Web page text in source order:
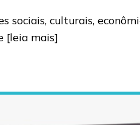
sociais, culturais,
[leia mais]